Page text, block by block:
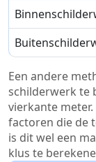
Een andere
schilderwerk te
vierkante
factoren die de
is dit wel een
klus te